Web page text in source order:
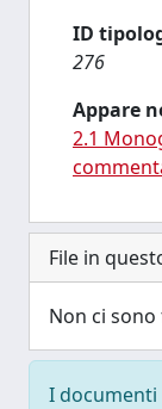
ID
276
Appare
2.1
File in
Non ci
I documenti